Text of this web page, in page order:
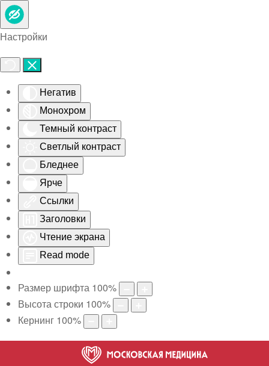
Настройки
Негатив
Монохром
Темный контраст
Светлый контраст
Бледнее
Ярче
Ссылки
Заголовки
Чтение экрана
Read mode
Размер шрифта 100%
Высота строки 100%
Кернинг 100%
Skip to main content